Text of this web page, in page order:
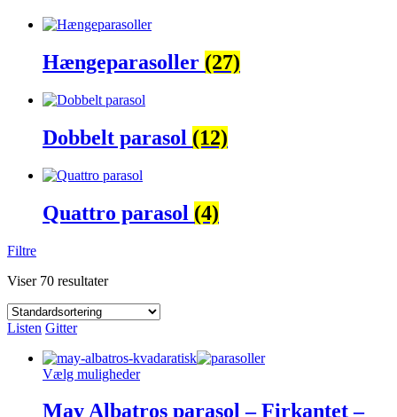
Hængeparasoller (27)
Dobbelt parasol (12)
Quattro parasol (4)
Filtre
Viser 70 resultater
Listen Gitter
Vælg mulighederDette
har
May Albatros parasol – Firkantet –